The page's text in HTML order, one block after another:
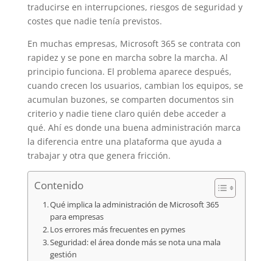
traducirse en interrupciones, riesgos de seguridad y
costes que nadie tenía previstos.
En muchas empresas, Microsoft 365 se contrata con
rapidez y se pone en marcha sobre la marcha. Al
principio funciona. El problema aparece después,
cuando crecen los usuarios, cambian los equipos, se
acumulan buzones, se comparten documentos sin
criterio y nadie tiene claro quién debe acceder a
qué. Ahí es donde una buena administración marca
la diferencia entre una plataforma que ayuda a
trabajar y otra que genera fricción.
Contenido
Qué implica la administración de Microsoft 365
para empresas
Los errores más frecuentes en pymes
Seguridad: el área donde más se nota una mala
gestión